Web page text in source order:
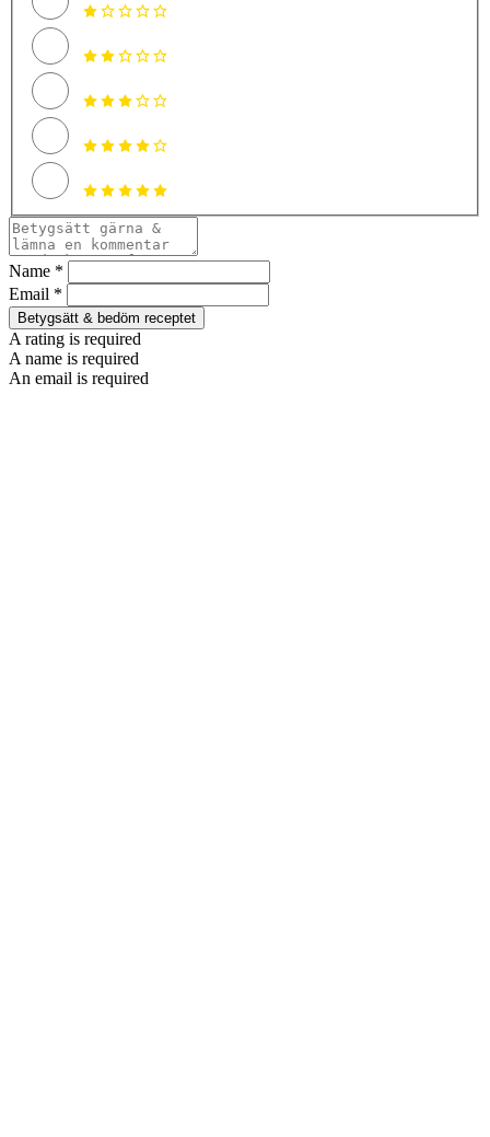
Name *
Email *
Betygsätt & bedöm receptet
A rating is required
A name is required
An email is required